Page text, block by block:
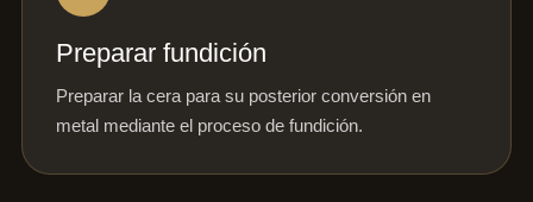
Preparar fundición
Preparar la cera para su posterior conversión en
metal mediante el proceso de fundición.